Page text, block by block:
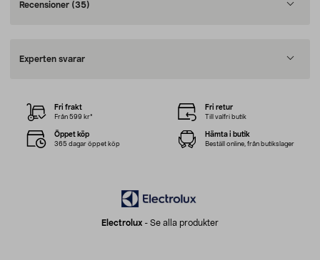
Recensioner (35)
Experten svarar
Electrolux - Se alla produkter
Fri frakt
Från 599 kr*
Fri retur
Till valfri butik
Öppet köp
365 dagar öppet köp
Hämta i butik
Beställ online, från butikslager